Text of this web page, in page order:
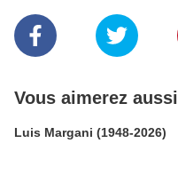
Vous aimerez aussi
Luis Margani (1948-2026)